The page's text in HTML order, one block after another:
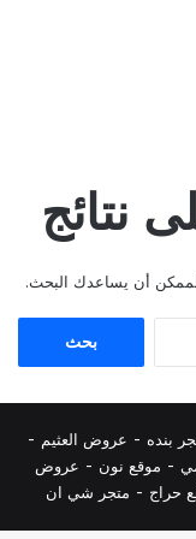
نتائج
أن يساعدك البحث.
بنده - عروض العثيم -
- موقع نون - عروض
حراج - متجر شي ان